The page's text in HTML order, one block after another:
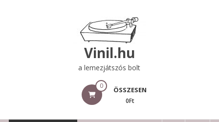
Vinil.hu
a lemezjátszós bolt
0 ÖSSZESEN
0Ft